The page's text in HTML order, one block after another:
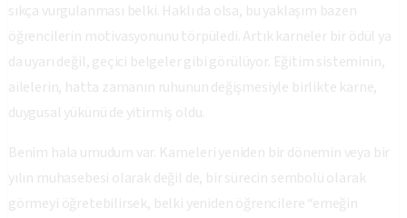
sıkça vurgulanması belki. Haklı da olsa, bu yaklaşım bazen
öğrencilerin motivasyonunu törpüledi. Artık karneler bir ödül ya
da uyarı değil, geçici belgeler gibi görülüyor. Eğitim sisteminin,
ailelerin, hatta zamanın ruhunun değişmesiyle birlikte karne,
duygusal yükünü de yitirmiş oldu.
Benim hala umudum var. Karneleri yeniden bir dönemin veya bir
yılın muhasebesi olarak değil de, bir sürecin sembolü olarak
görmeyi öğretebilirsek, belki yeniden öğrencilere “emeğin